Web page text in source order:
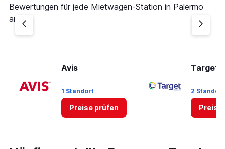
Bewertungen für jede Mietwagen-Station in Palermo
an.
Avis
1 Standort
Preise prüfen
Target
2
Preise